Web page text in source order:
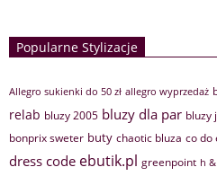
Popularne Stylizacje
Allegro sukienki do 50 zł allegro wyprzedaż
relab bluzy 2005 bluzy dla par bluzy
bonprix sweter buty chaotic bluza co do
dress code ebutik.pl greenpoint h